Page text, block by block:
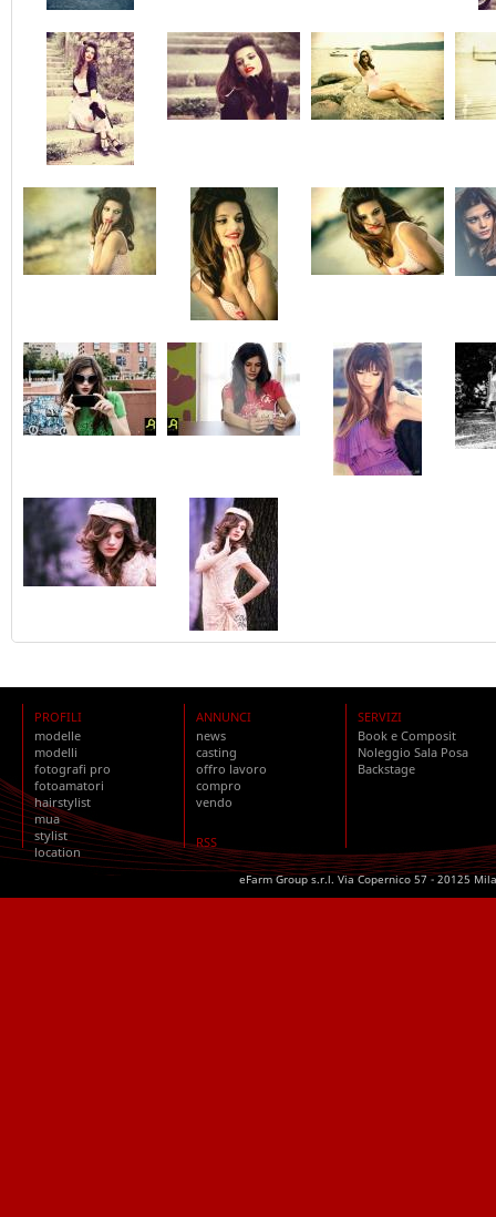
PROFILI
modelle
modelli
fotografi pro
fotoamatori
hairstylist
mua
stylist
location
ANNUNCI
news
casting
offro lavoro
compro
vendo
RSS
SERVIZI
Book e Composit
Noleggio Sala Posa
Backstage
eFarm Group s.r.l. Via Copernico 57 - 20125